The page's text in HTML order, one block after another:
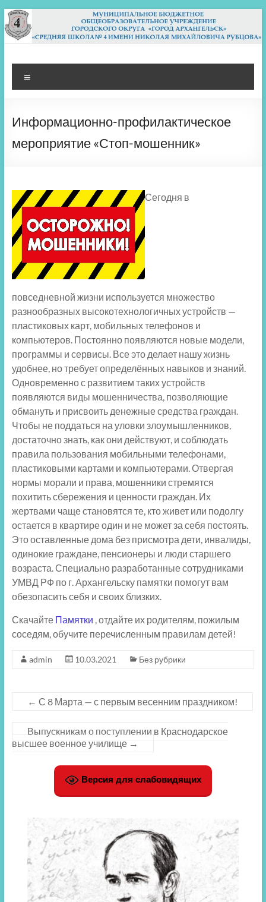
Перейти
к
содержимому
МБОУ СШ 4
Архангельск
Информационно-профилактическое
мероприятие «Стоп-мошенник»
Сегодня в
повседневной жизни используется множество
разнообразных высокотехнологичных устройств —
пластиковых карт, мобильных телефонов и
компьютеров. Постоянно появляются новые модели,
программы и сервисы. Все это делает нашу жизнь
удобнее, но требует определённых навыков и знаний.
Одновременно с развитием таких устройств
появляются виды мошенничества, позволяющие
обмануть и присвоить денежные средства граждан.
Чтобы не поддаться на уловки злоумышленников,
достаточно знать, как они действуют, и соблюдать
правила пользования мобильными телефонами,
пластиковыми картами и компьютерами. Отвергая
нормы морали и права, мошенники стремятся
похитить сбережения и ценности граждан. Их
жертвами чаще становятся те, кто живет или подолгу
остается в квартире один и не может за себя постоять.
Это оставленные дома без присмотра дети, инвалиды,
одинокие граждане, пенсионеры и люди старшего
возраста. Специально разработанные сотрудниками
УМВД РФ по г. Архангельску памятки помогут вам
обезопасить себя и своих близких.
Скачайте Памятки , отдайте их родителям, пожилым
соседям, обучите перечисленным правилам детей!
admin 10.03.2021 Без рубрики
← С 8 Марта — с первым весенним праздником!
Выпускникам о поступлении в Краснодарское
высшее военное училище →
Версия для слабовидящих